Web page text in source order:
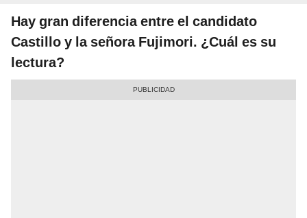
Hay gran diferencia entre el candidato
Castillo y la señora Fujimori. ¿Cuál es su
lectura?